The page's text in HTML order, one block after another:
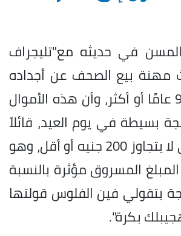
في حديثه مع"تليجراف
مهنة بيع الصحف عن أجداده
منذ أكثر من 95 عامًا أو أكثر، وأن هذه الأموال
بسيطة في يوم العيد، قائلاً
إن دخله اليومي لا يتجاوز 200 جنيه أو أقل، وهو
المسروق مؤثرة بالنسبة
بتقولي فين الفلوس قولتها
بكرة".